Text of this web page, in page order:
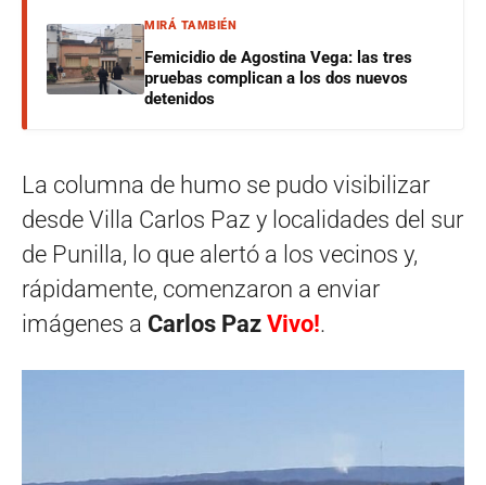
MIRÁ TAMBIÉN
Femicidio de Agostina Vega: las tres
pruebas complican a los dos nuevos
detenidos
La columna de humo se pudo visibilizar
desde Villa Carlos Paz y localidades del sur
de Punilla, lo que alertó a los vecinos y,
rápidamente, comenzaron a enviar
imágenes a Carlos Paz Vivo!.